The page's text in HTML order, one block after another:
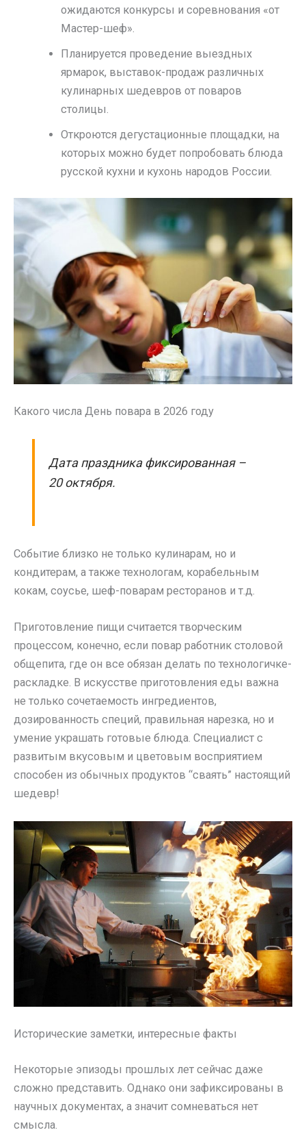
ожидаются конкурсы и соревнования «от
Мастер-шеф».
Планируется проведение выездных
ярмарок, выставок-продаж различных
кулинарных шедевров от поваров
столицы.
Откроются дегустационные площадки, на
которых можно будет попробовать блюда
русской кухни и кухонь народов России.
Какого числа День повара в 2026 году
Дата праздника фиксированная –
20 октября.
Событие близко не только кулинарам, но и
кондитерам, а также технологам, корабельным
кокам, соусье, шеф-поварам ресторанов и т.д.
Приготовление пищи считается творческим
процессом, конечно, если повар работник столовой
общепита, где он все обязан делать по технологичке-
раскладке. В искусстве приготовления еды важна
не только сочетаемость ингредиентов,
дозированность специй, правильная нарезка, но и
умение украшать готовые блюда. Специалист с
развитым вкусовым и цветовым восприятием
способен из обычных продуктов “сваять” настоящий
шедевр!
Исторические заметки, интересные факты
Некоторые эпизоды прошлых лет сейчас даже
сложно представить. Однако они зафиксированы в
научных документах, а значит сомневаться нет
смысла.